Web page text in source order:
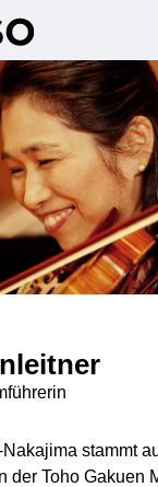
stammt
der Toho Gakuen